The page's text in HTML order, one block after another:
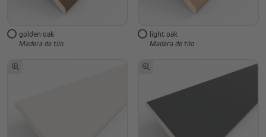
golden oak
Madera de tilo
light oak
Madera de tilo